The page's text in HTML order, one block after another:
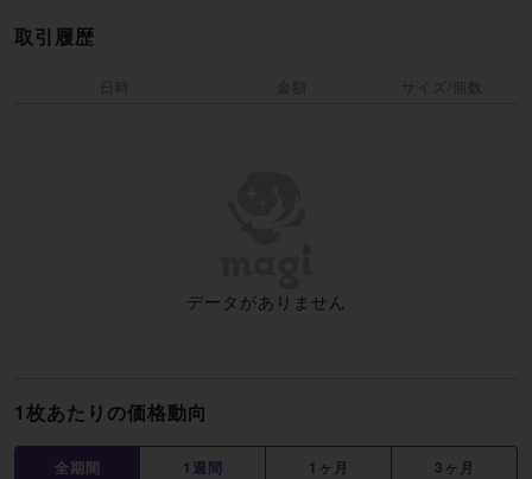
1枚あたりの価格動向
全期間 1週間 1ヶ月 3ヶ月
取引履歴
日時 金額 サイズ/個数
データがありません